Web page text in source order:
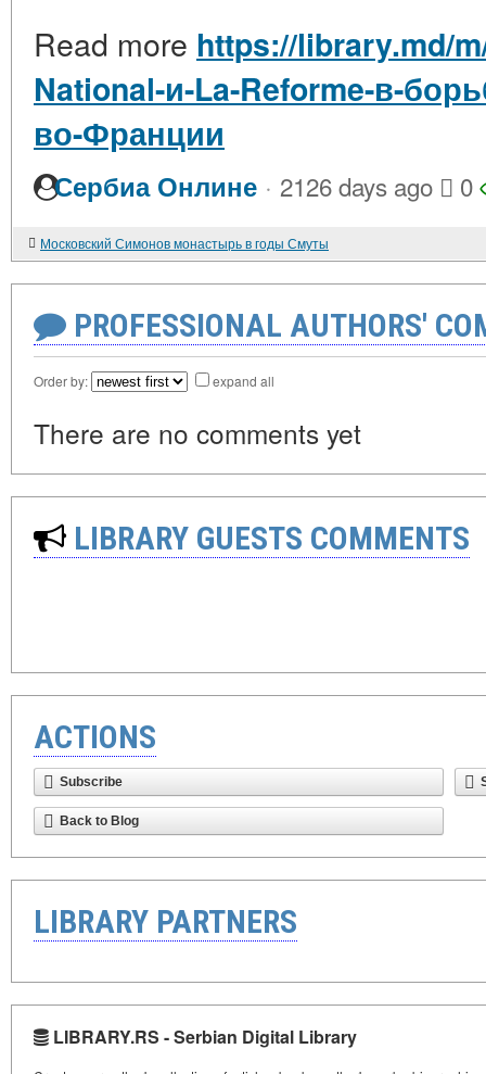
Read more https://library.md/
National-и-La-Reforme-в-
во-Франции
Сербиа Онлине · 2126 days ago 0
Московский Симонов монастырь в годы Смуты
PROFESSIONAL AUTHORS'
Order by: expand all
There are no comments yet
LIBRARY GUESTS COMMENTS
ACTIONS
Subscribe
Back to Blog
LIBRARY PARTNERS
LIBRARY.RS - Serbian Digital Library